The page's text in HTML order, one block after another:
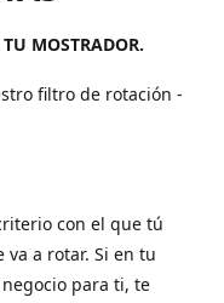
MOSTRADOR.
filtro de rotación -
con el que tú
a rotar. Si en tu
para ti, te